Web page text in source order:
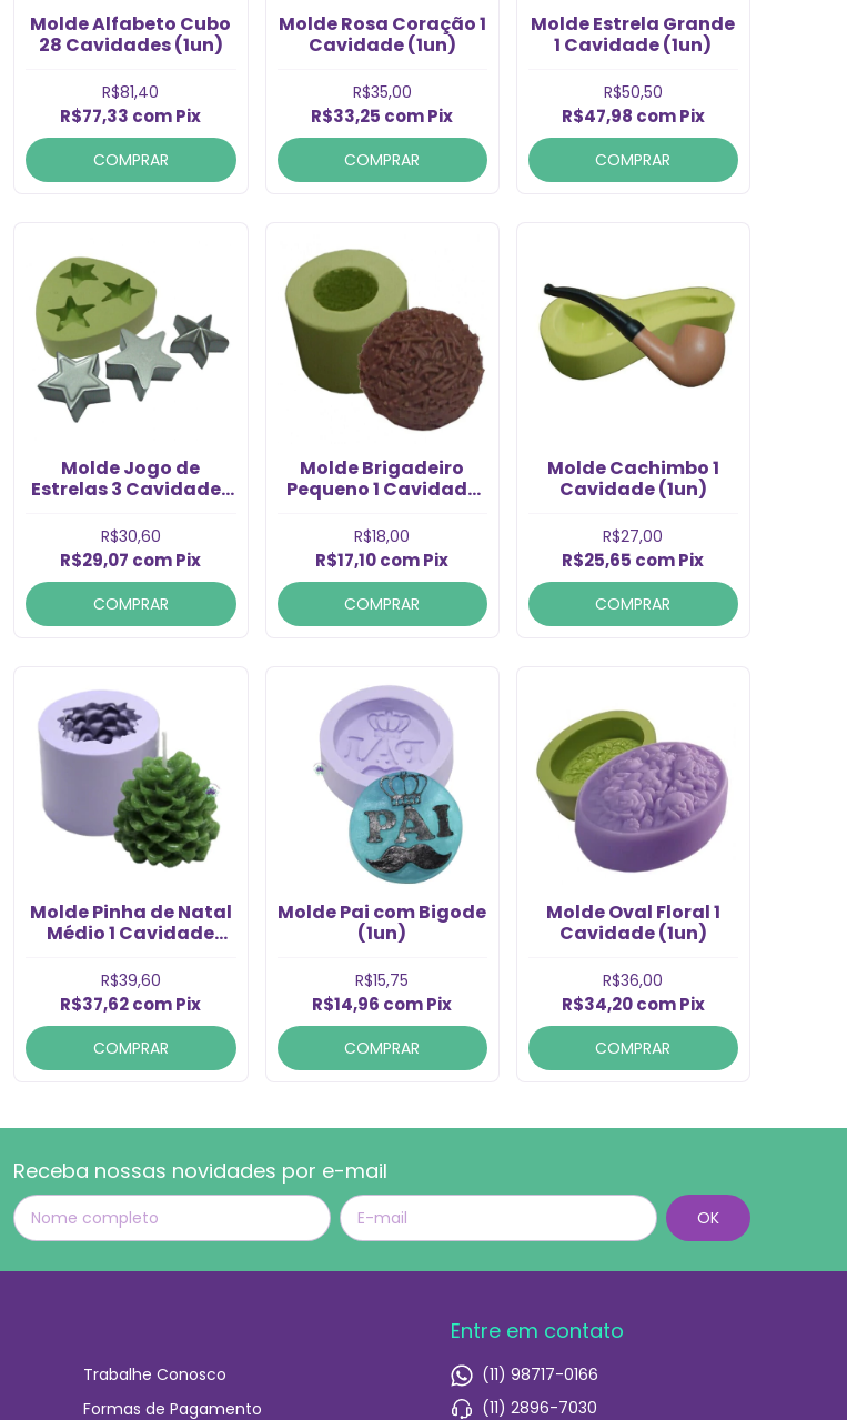
Molde Alfabeto Cubo
28 Cavidades (1un)
R$81,40
R$77,33 comPix
COMPRAR
Molde Rosa Coração 1
Cavidade (1un)
R$35,00
R$33,25 comPix
COMPRAR
Molde Estrela Grande
1 Cavidade (1un)
R$50,50
R$47,98 comPix
COMPRAR
Molde Jogo de
Estrelas 3 Cavidades
R$30,60
R$29,07 comPix
COMPRAR
Molde Brigadeiro
Pequeno 1 Cavidade
R$18,00
R$17,10comPix
COMPRAR
Molde Cachimbo 1
Cavidade (1un)
R$27,00
R$25,65 comPix
COMPRAR
Molde Pinha de Natal
Médio 1 Cavidade
R$39,60
R$37,62comPix
COMPRAR
Molde Pai com Bigode
(1un)
R$15,75
R$14,96 comPix
COMPRAR
Molde Oval Floral 1
Cavidade (1un)
R$36,00
R$34,20comPix
COMPRAR
Receba nossas novidades por e-mail
Trabalhe Conosco
Formas de Pagamento
Entre em contato
(11) 98717-0166
(11) 2896-7030